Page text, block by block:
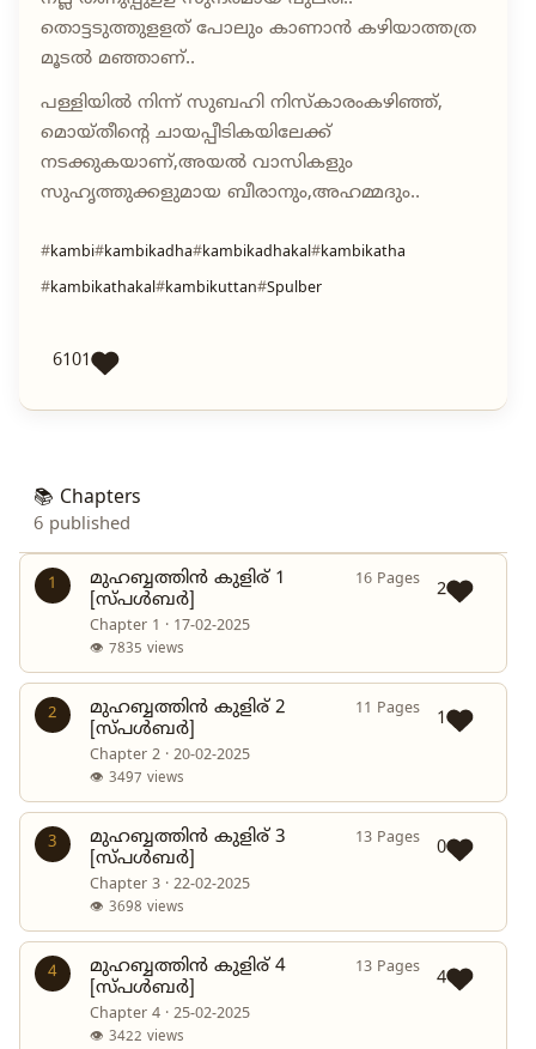
തൊട്ടടുത്തുളളത് പോലും കാണാൻ കഴിയാത്തത്ര
മൂടൽ മഞ്ഞാണ്..
പള്ളിയിൽ നിന്ന് സുബഹി നിസ്കാരംകഴിഞ്ഞ്,
മൊയ്തീന്റെ ചായപ്പീടികയിലേക്ക്
നടക്കുകയാണ്,അയൽ വാസികളും
സുഹൃത്തുക്കളുമായ ബീരാനും,അഹമ്മദും..
kambi kambikadha kambikadhakal kambikatha
kambikathakal kambikuttan Spulber
6101
📚 Chapters
6 published
1
മുഹബ്ബത്തിൻ കുളിര് 1
[സ്പൾബർ]
16 Pages
Chapter 1 · 17-02-2025
👁 7835 views
2
2
മുഹബ്ബത്തിൻ കുളിര് 2
[സ്പൾബർ]
11 Pages
Chapter 2 · 20-02-2025
👁 3497 views
1
3
മുഹബ്ബത്തിൻ കുളിര് 3
[സ്പൾബർ]
13 Pages
Chapter 3 · 22-02-2025
👁 3698 views
0
4
മുഹബ്ബത്തിൻ കുളിര് 4
[സ്പൾബർ]
13 Pages
Chapter 4 · 25-02-2025
👁 3422 views
4